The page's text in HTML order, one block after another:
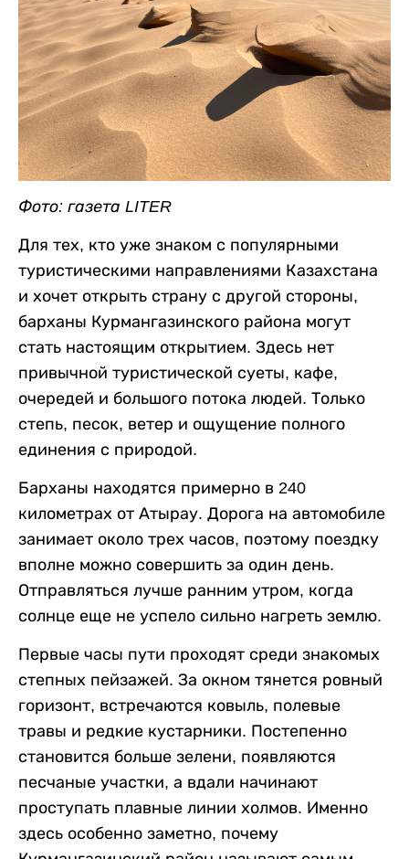
Фото: газета LITER
Для тех, кто уже знаком с популярными
туристическими направлениями Казахстана
и хочет открыть страну с другой стороны,
барханы Курмангазинского района могут
стать настоящим открытием. Здесь нет
привычной туристической суеты, кафе,
очередей и большого потока людей. Только
степь, песок, ветер и ощущение полного
единения с природой.
Барханы находятся примерно в 240
километрах от Атырау. Дорога на автомобиле
занимает около трех часов, поэтому поездку
вполне можно совершить за один день.
Отправляться лучше ранним утром, когда
солнце еще не успело сильно нагреть землю.
Первые часы пути проходят среди знакомых
степных пейзажей. За окном тянется ровный
горизонт, встречаются ковыль, полевые
травы и редкие кустарники. Постепенно
становится больше зелени, появляются
песчаные участки, а вдали начинают
проступать плавные линии холмов. Именно
здесь особенно заметно, почему